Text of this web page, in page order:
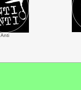
Anti